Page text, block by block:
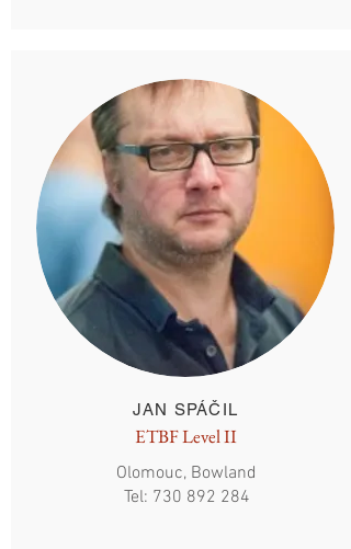
JAN SPÁČIL
ETBF Level II
Olomouc, Bowland
Tel: 730 892 284